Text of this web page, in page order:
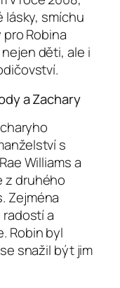
lásky, smíchu
Robina
děti, ale i
a Zachary
s
Williams a
z druhého
Zejména
a
Robin byl
snažil být jim